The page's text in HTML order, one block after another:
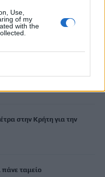
Use,
of my
with the
για τα αίτια θανάτου του
σε καταψύκτη
στην Κρήτη για την
πάνε ταμείο